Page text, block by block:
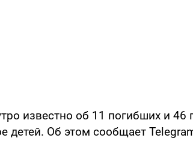
известно об 11 погибших и 46
детей. Об этом сообщает